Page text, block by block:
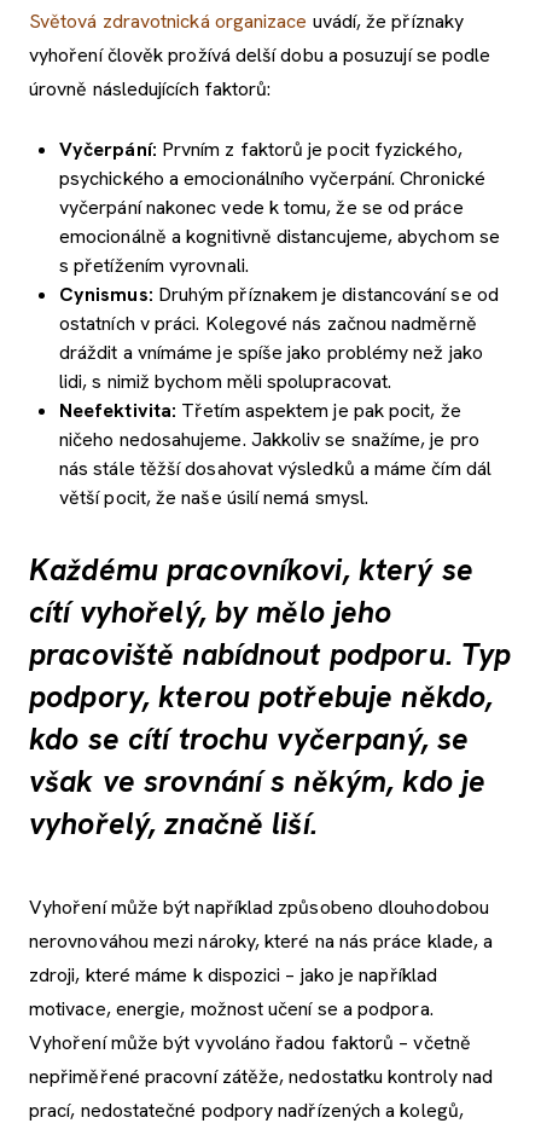
Světová zdravotnická organizace uvádí, že příznaky
vyhoření člověk prožívá delší dobu a posuzují se podle
úrovně následujících faktorů:
Vyčerpání: Prvním z faktorů je pocit fyzického,
psychického a emocionálního vyčerpání. Chronické
vyčerpání nakonec vede k tomu, že se od práce
emocionálně a kognitivně distancujeme, abychom se
s přetížením vyrovnali.
Cynismus: Druhým příznakem je distancování se od
ostatních v práci. Kolegové nás začnou nadměrně
dráždit a vnímáme je spíše jako problémy než jako
lidi, s nimiž bychom měli spolupracovat.
Neefektivita: Třetím aspektem je pak pocit, že
ničeho nedosahujeme. Jakkoliv se snažíme, je pro
nás stále těžší dosahovat výsledků a máme čím dál
větší pocit, že naše úsilí nemá smysl.
Každému pracovníkovi, který se
cítí vyhořelý, by mělo jeho
pracoviště nabídnout podporu. Typ
podpory, kterou potřebuje někdo,
kdo se cítí trochu vyčerpaný, se
však ve srovnání s někým, kdo je
vyhořelý, značně liší.
Vyhoření může být například způsobeno dlouhodobou
nerovnováhou mezi nároky, které na nás práce klade, a
zdroji, které máme k dispozici – jako je například
motivace, energie, možnost učení se a podpora.
Vyhoření může být vyvoláno řadou faktorů – včetně
nepřiměřené pracovní zátěže, nedostatku kontroly nad
prací, nedostatečné podpory nadřízených a kolegů,